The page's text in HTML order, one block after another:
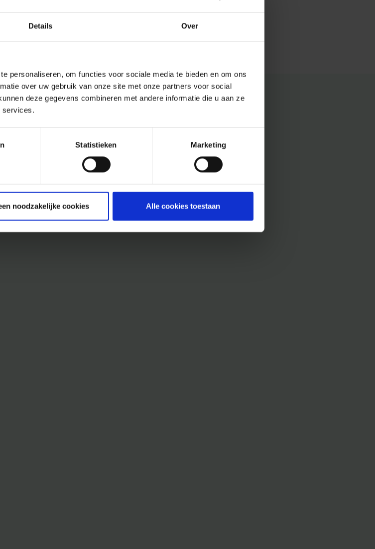
Details Over
personaliseren, om functies voor sociale media te bieden en om ons
over uw gebruik van onze site met onze partners voor social
deze gegevens combineren met andere informatie die u aan ze
services.
Statistieken Marketing
noodzakelijke cookies Alle cookies toestaan